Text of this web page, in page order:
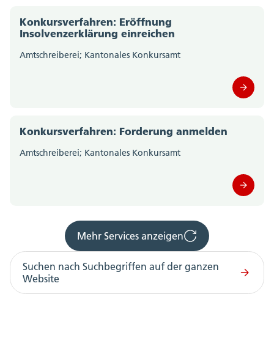
Konkursverfahren: Eröffnung
Insolvenzerklärung einreichen
Amtschreiberei; Kantonales Konkursamt
Konkursverfahren: Forderung anmelden
Amtschreiberei; Kantonales Konkursamt
Mehr Services anzeigen
Suchen nach Suchbegriffen auf der ganzen
Website